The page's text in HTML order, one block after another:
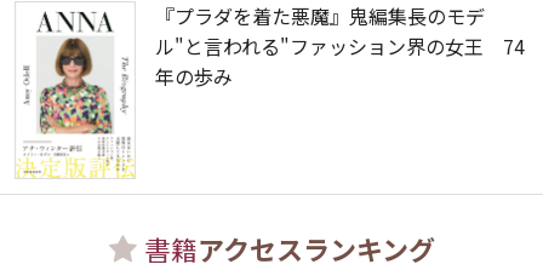
『プラダを着た悪魔』鬼編集長のモデ
ル"と言われる"ファッション界の女王 74
年の歩み
書籍アクセスランキング